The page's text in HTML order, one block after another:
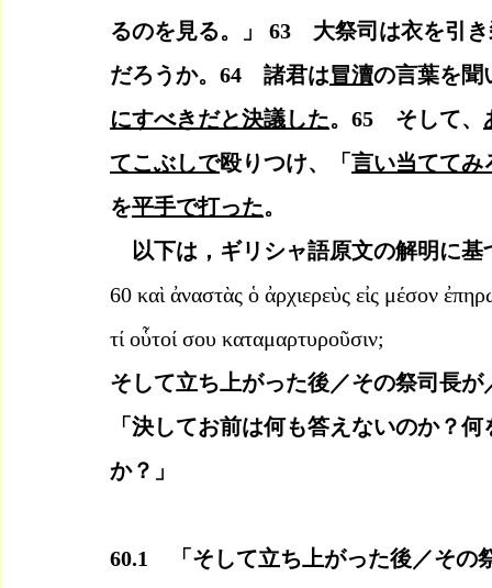
るのを見る。」 63　大祭司は衣を引
だろうか。64　諸君は冒瀆の言葉を聞
にすべきだと決議した。65　そして、
てこぶしで殴りつけ、「言い当ててみ
を平手で打った。
以下は，ギリシャ語原文の解明に
60 καὶ ἀναστὰς ὁ ἀρχιερεὺς εἰς μέσον
τί οὗτοί σου καταμαρτυροῦσιν;
そして立ち上がった後／その祭司長
「決してお前は何も答えないのか？
か？」
60.1　「そして立ち上がった後／そ